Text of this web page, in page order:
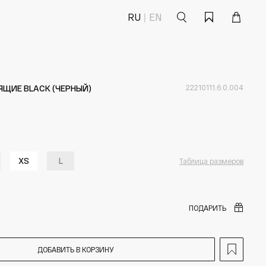
RU EN Поиск ИзбранноеКорзина
BLACK (ЧЕРНЫЙ) 22210111.6.0.004
XS L Таблица размеров
ПОДАРИТЬ
ДОБАВИТЬ В КОРЗИНУ